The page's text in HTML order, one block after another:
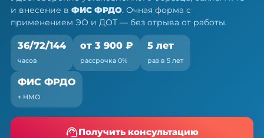
и внесение в ФИС ФРДО. Очная форма с
применением ЭО и ДОТ — без отрыва от работы.
36/72/144
часов
от 3 900 ₽
рассрочка 0%
5 лет
раз в 5 лет
ФИС ФРДО
+ НМО
Получить консультацию